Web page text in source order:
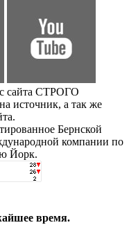
сайта СТРОГО
источник, а так же
Бернской
компании по
Йорк.
время.